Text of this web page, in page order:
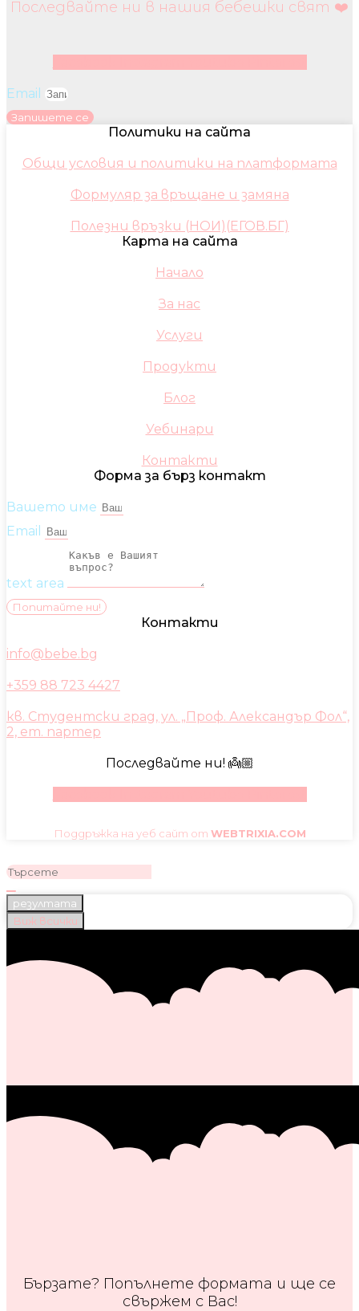
Последвайте ни в нашия бебешки свят ❤️
Email
Запишете се
Политики на сайта
Общи условия и политики на платформата
Формуляр за връщане и замяна
Полезни връзки (НОИ)(ЕГОВ.БГ)
Карта на сайта
Начало
За нас
Услуги
Продукти
Блог
Уебинари
Контакти
Форма за бърз контакт
Вашето име
Email
text area
Попитайте ни!
Контакти
info@bebe.bg
+359 88 723 4427
кв. Студентски град, ул. „Проф. Александър Фол“,
2, ет. партер
Последвайте ни! 👼🏼
Поддръжка на уеб сайт от WEBTRIXIA.COM
резултата
Виж всички
Бързате? Попълнете формата и ще се
свържем с Вас!